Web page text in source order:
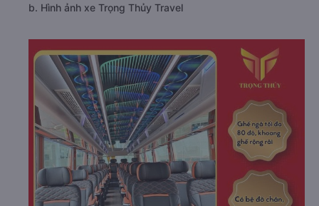
b. Hình ảnh xe Trọng Thủy Travel